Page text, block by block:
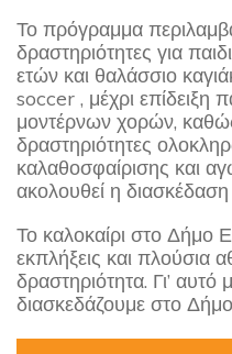
Το πρόγραμμα
δραστηριότητες για
ετών και θαλάσσιο
soccer , μέχρι επίδειξη
μοντέρνων χορών,
δραστηριότητες
καλαθοσφαίρισης και
ακολουθεί η
Το καλοκαίρι στο Δήμο
εκπλήξεις και πλούσια
δραστηριότητα. Γι’
διασκεδάζουμε στο